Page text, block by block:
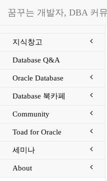
꿈꾸는 개발자, DBA 커
지식창고
Database Q&A
Oracle Database
Database 북카페
Community
Toad for Oracle
세미나
About